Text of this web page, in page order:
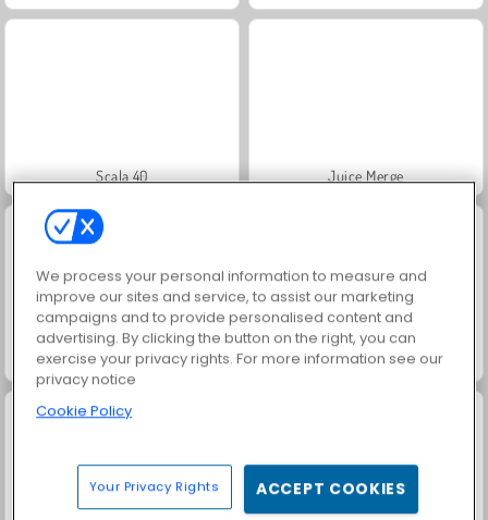
Scala 40 Juice Merge
Grand Mahjong Connect
We process your personal information to measure and
improve our sites and service, to assist our marketing
campaigns and to provide personalised content and
advertising. By clicking the button on the right, you can
exercise your privacy rights. For more information see our
privacy notice
Cookie Policy
Your Privacy Rights ACCEPT COOKIES